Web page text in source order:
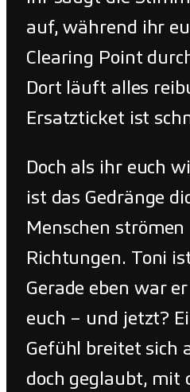
auf, während ihr
Clearing Point
Dort läuft alles
Ersatzticket ist
Doch als ihr euch
ist das Gedränge
Menschen
Richtungen. Toni
Gerade eben war
euch – und jetzt?
Gefühl breitet sich
doch geglaubt, mit